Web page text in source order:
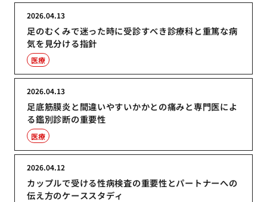
足のむくみで迷った時に受診すべき診療科と重篤な病
気を見分ける指針
2026.04.13
医療
足底筋膜炎と間違いやすいかかとの痛みと専門医によ
る鑑別診断の重要性
2026.04.13
医療
カップルで受ける性病検査の重要性とパートナーへの
伝え方のケーススタディ
2026.04.12